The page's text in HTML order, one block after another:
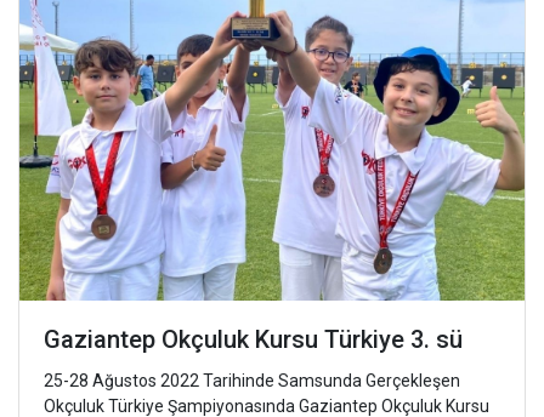
Gaziantep Okçuluk Kursu Türkiye 3. sü
25-28 Ağustos 2022 Tarihinde Samsunda Gerçekleşen
Okçuluk Türkiye Şampiyonasında Gaziantep Okçuluk Kursu